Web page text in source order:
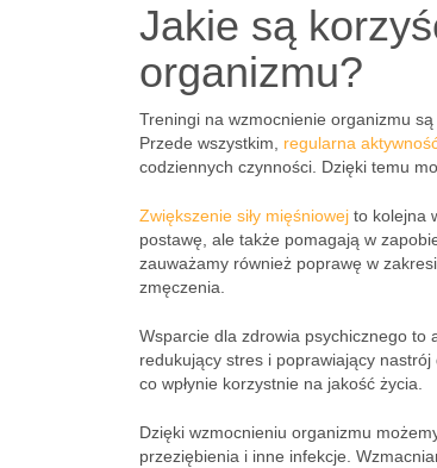
Jakie są
organizmu?
Treningi na wzmocnienie organizmu
Przede wszystkim, regularna
codziennych czynności. Dzięki temu
Zwiększenie siły mięśniowej to kolejna
postawę, ale także pomagają w
zauważamy również poprawę w
zmęczenia.
Wsparcie dla zdrowia psychicznego to
redukujący stres i poprawiający
co wpłynie korzystnie na jakość życia.
Dzięki wzmocnieniu organizmu
przeziębienia i inne infekcje.